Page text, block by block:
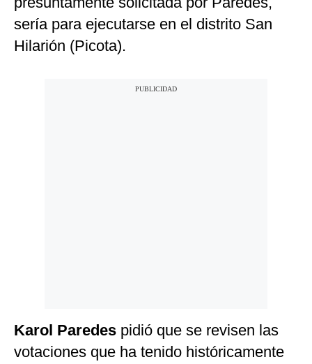
sería para ejecutarse en el distrito San
Hilarión (Picota).
Karol Paredes pidió que se revisen las
votaciones que ha tenido históricamente